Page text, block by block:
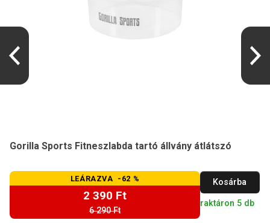
Gorilla Sports Fitneszlabda tartó állvány átlátszó
LEÁRAZVA -62 %
2 390 Ft
6 290 Ft
Kosárba
raktáron 5 db